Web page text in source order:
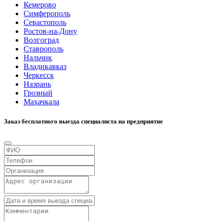
Кемерово
Симферополь
Севастополь
Ростов-на-Дону
Волгоград
Ставрополь
Нальчик
Владикавказ
Черкесск
Назрань
Грозный
Махачкала
Заказ бесплатного выезда специалиста на предприятие